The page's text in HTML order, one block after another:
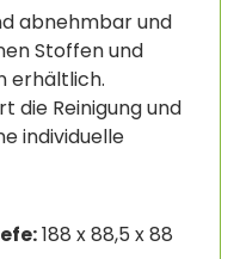
abnehmbar und
Stoffen und
erhältlich.
die Reinigung und
individuelle
188 x 88,5 x 88